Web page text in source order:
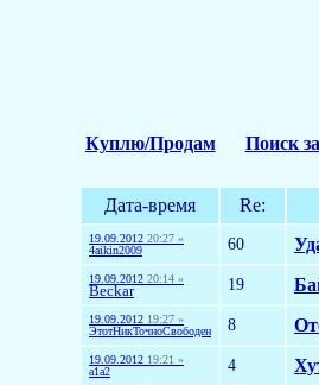
Куплю/Продам Поиск
Дата-время Re:
19.09.2012 20:27 »
4aikin2009
60
19.09.2012 20:14 »
Beckar 19
19.09.2012 19:27 »
ЭтотНикТочноСвободен
8
19.09.2012 19:21 »
a1a2
4